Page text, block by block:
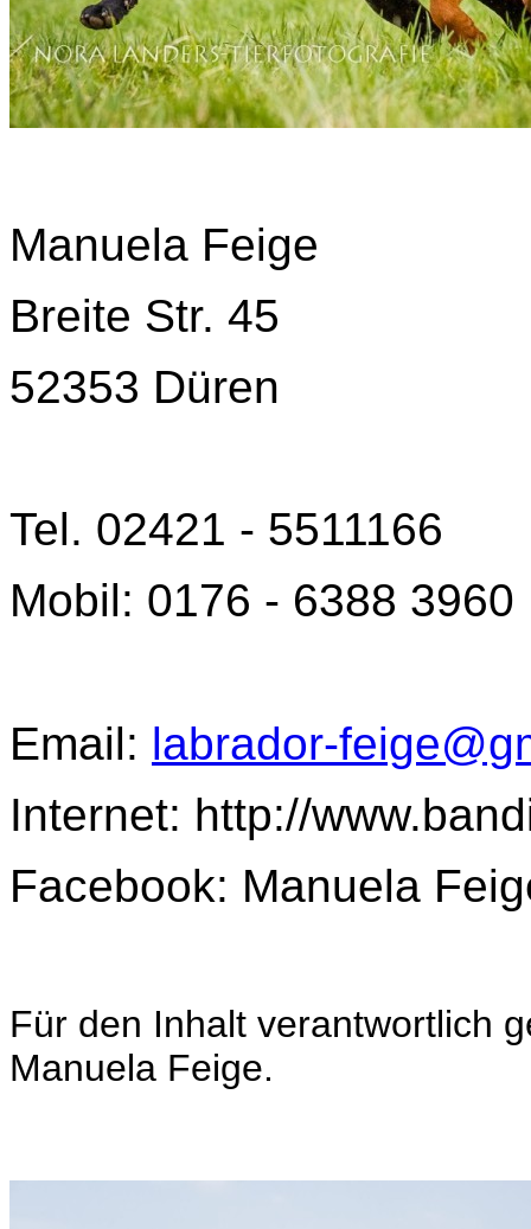
Manuela Feige
Breite Str. 45
52353 Düren
Tel. 02421 - 5511166
Mobil: 0176 - 6388 3960
Email: labrador-
Internet: http://
Facebook: Manuela
Für den Inhalt verantwortlich
Manuela Feige.